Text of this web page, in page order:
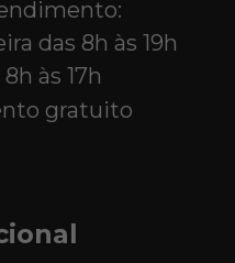
das 8h às 19h
às 17h
gratuito